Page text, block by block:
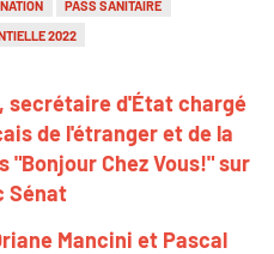
PASS SANITAIRE
2022
secrétaire d'État chargé
de l'étranger et de la
"Bonjour Chez Vous!" sur
Sénat
Mancini et Pascal